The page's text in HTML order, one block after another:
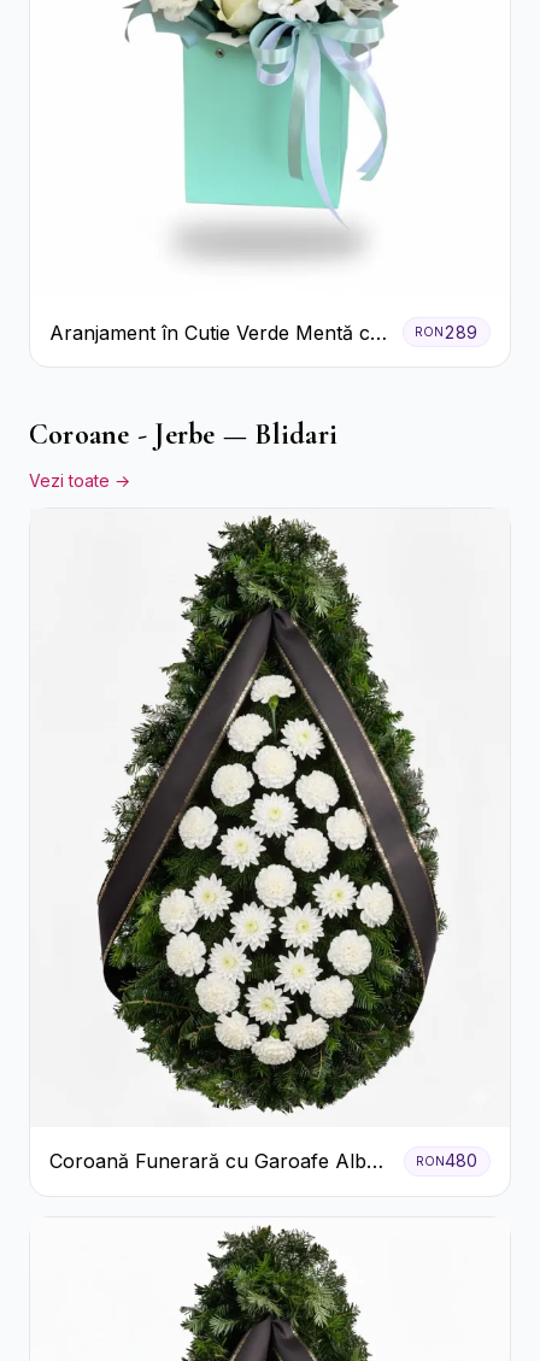
Aranjament în Cutie Verde Mentă cu
Trandafiri și Alstroemeria
RON289
Coroane - Jerbe — Blidari
Vezi toate →
Coroană Funerară cu Garoafe Albe
și Crizanteme
RON480